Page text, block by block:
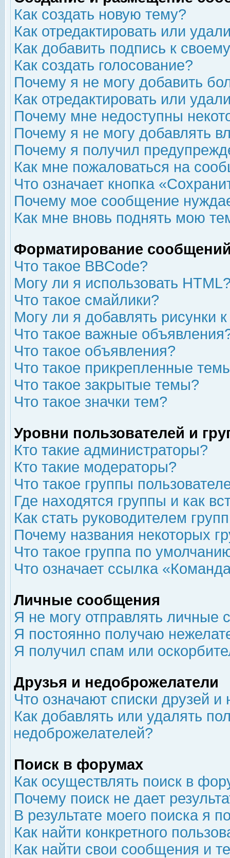
Как создать новую тему?
Как отредактировать или
Как добавить подпись к
Как создать голосование?
Почему я не могу добавить
Как отредактировать или
Почему мне недоступны
Почему я не могу добавлять
Почему я получил
Как мне пожаловаться на
Что означает кнопка
Почему мое сообщение
Как мне вновь поднять мою
Форматирование
Что такое BBCode?
Могу ли я использовать
Что такое смайлики?
Могу ли я добавлять рисунки
Что такое важные
Что такое объявления?
Что такое прикрепленные
Что такое закрытые темы?
Что такое значки тем?
Уровни пользователей и
Кто такие администраторы?
Кто такие модераторы?
Что такое группы
Где находятся группы и как
Как стать руководителем
Почему названия некоторых
Что такое группа по
Что означает ссылка
Личные сообщения
Я не могу отправлять личные
Я постоянно получаю
Я получил спам или
Друзья и недоброжелатели
Что означают списки друзей
Как добавлять или удалять
недоброжелателей?
Поиск в форумах
Как осуществлять поиск в
Почему поиск не дает
В результате моего поиска я
Как найти конкретного
Как найти свои сообщения и